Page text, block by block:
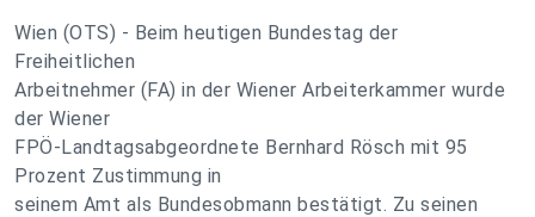
Wien (OTS) - Beim heutigen Bundestag der
Freiheitlichen
Arbeitnehmer (FA) in der Wiener Arbeiterkammer wurde
der Wiener
FPÖ-Landtagsabgeordnete Bernhard Rösch mit 95
Prozent Zustimmung in
seinem Amt als Bundesobmann bestätigt. Zu seinen